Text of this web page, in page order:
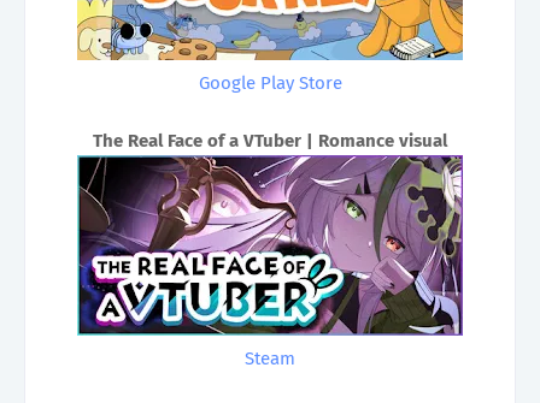
Google Play Store
The Real Face of a VTuber | Romance visual
Steam